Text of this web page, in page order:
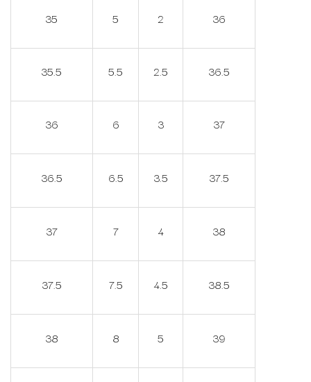
35 5 2 36
35.5 5.5 2.5 36.5
36 6 3 37
36.5 6.5 3.5 37.5
37 7 4 38
37.5 7.5 4.5 38.5
38 8 5 39